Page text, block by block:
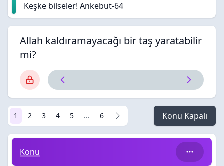
Keşke bilseler! Ankebut-64
Allah kaldıramayacağı bir taş yaratabilir
mi?
1 2 3 4 5 ... 6 Konu Kapalı
Allah kaldıramayacağı bir taş yaratabilir mi?
Konu